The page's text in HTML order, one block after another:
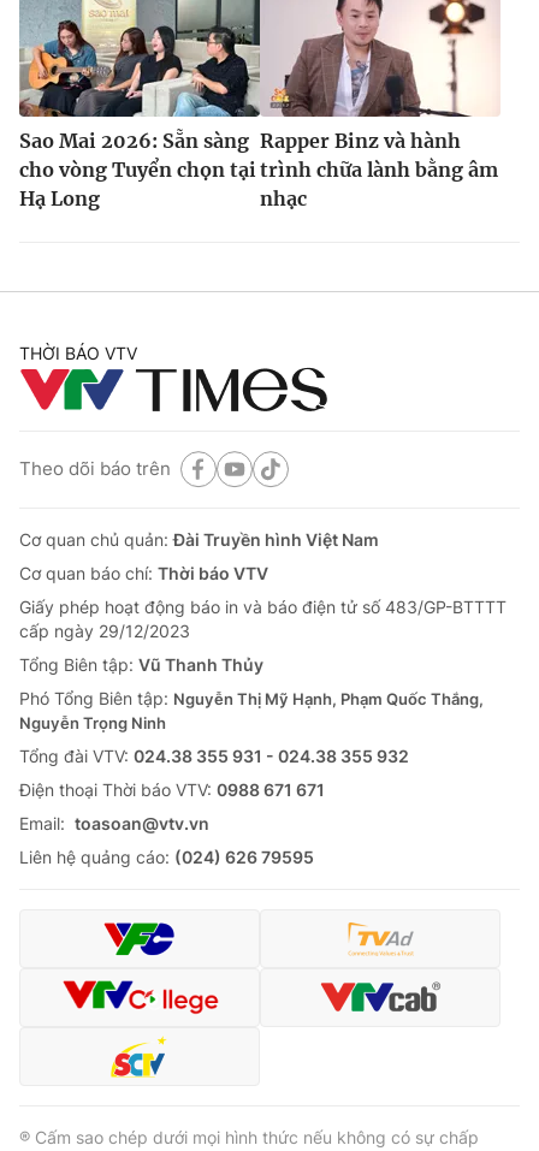
Sao Mai 2026: Sẵn sàng
cho vòng Tuyển chọn tại
Hạ Long
Rapper Binz và hành
trình chữa lành bằng âm
nhạc
THỜI BÁO VTV
Theo dõi báo trên
Cơ quan chủ quản:Đài Truyền hình Việt Nam
Cơ quan báo chí: Thời báo VTV
Giấy phép hoạt động báo in và báo điện tử số 483/GP-BTTTT
cấp ngày 29/12/2023
Tổng Biên tập: Vũ Thanh Thủy
Phó Tổng Biên tập: Nguyễn Thị Mỹ Hạnh, Phạm Quốc Thắng,
Nguyễn Trọng Ninh
Tổng đài VTV: 024.38 355 931 - 024.38 355 932
Ðiện thoại Thời báo VTV: 0988 671 671
Email: toasoan@vtv.vn
Liên hệ quảng cáo: (024) 626 79595
® Cấm sao chép dưới mọi hình thức nếu không có sự chấp